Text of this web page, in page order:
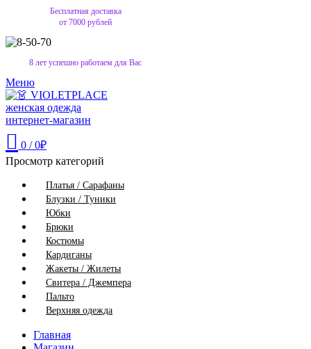
Бесплатная доставка
от 7000 рублей
8 лет успешно работаем для Вас
Меню
0 / 0₽
Просмотр категорий
Платья / Сарафаны
Блузки / Туники
Юбки
Брюки
Костюмы
Кардиганы
Жакеты / Жилеты
Свитера / Джемпера
Пальто
Верхняя одежда
Главная